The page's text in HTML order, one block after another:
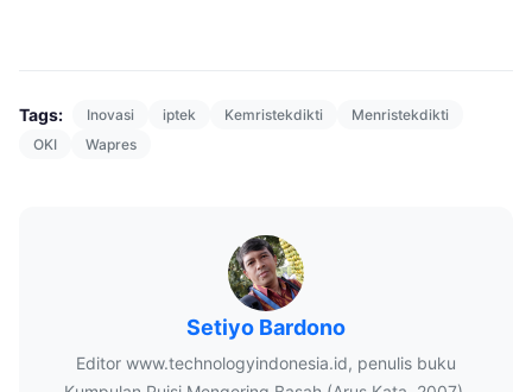
Tags: Inovasi iptek Kemristekdikti
Menristekdikti
OKI
Wapres
Setiyo Bardono
Editor www.technologyindonesia.id, penulis buku